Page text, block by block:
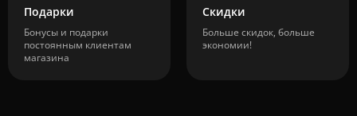
Подарки
Бонусы и подарки
постоянным клиентам
магазина
Скидки
Больше скидок, больше
экономии!